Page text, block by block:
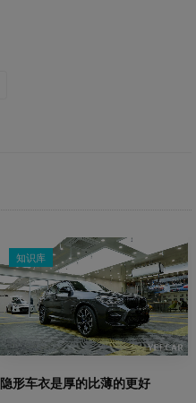
知识库
隐形车衣是厚的比薄的更好